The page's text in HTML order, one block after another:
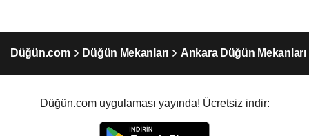
Düğün.com Düğün Mekanları Ankara Düğün Mekanları
Düğün.com uygulaması yayında! Ücretsiz indir: